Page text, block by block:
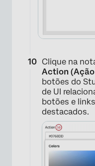
Clique na
Action (Ação
botões do
de UI
botões e
destacados.